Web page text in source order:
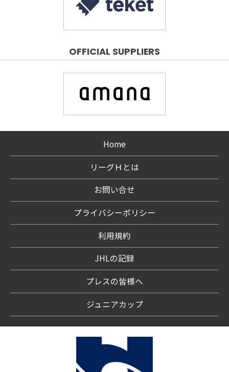
OFFICIAL SUPPLIERS
Home
リーグＨとは
お問い合せ
プライバシーポリシー
利用規約
JHLの記録
プレスの皆様へ
ジュニアカップ